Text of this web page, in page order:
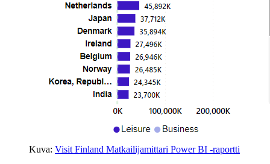
Kuva: Visit Finland Matkailijamittari Power BI -raportti